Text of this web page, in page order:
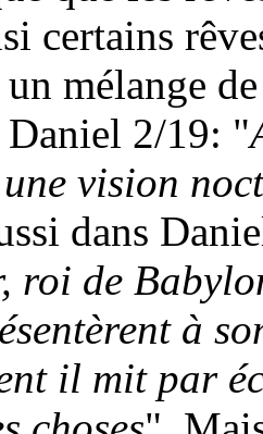
certains
un mélange
Daniel 2/19: "
vision
dans
roi de
à
il mit par